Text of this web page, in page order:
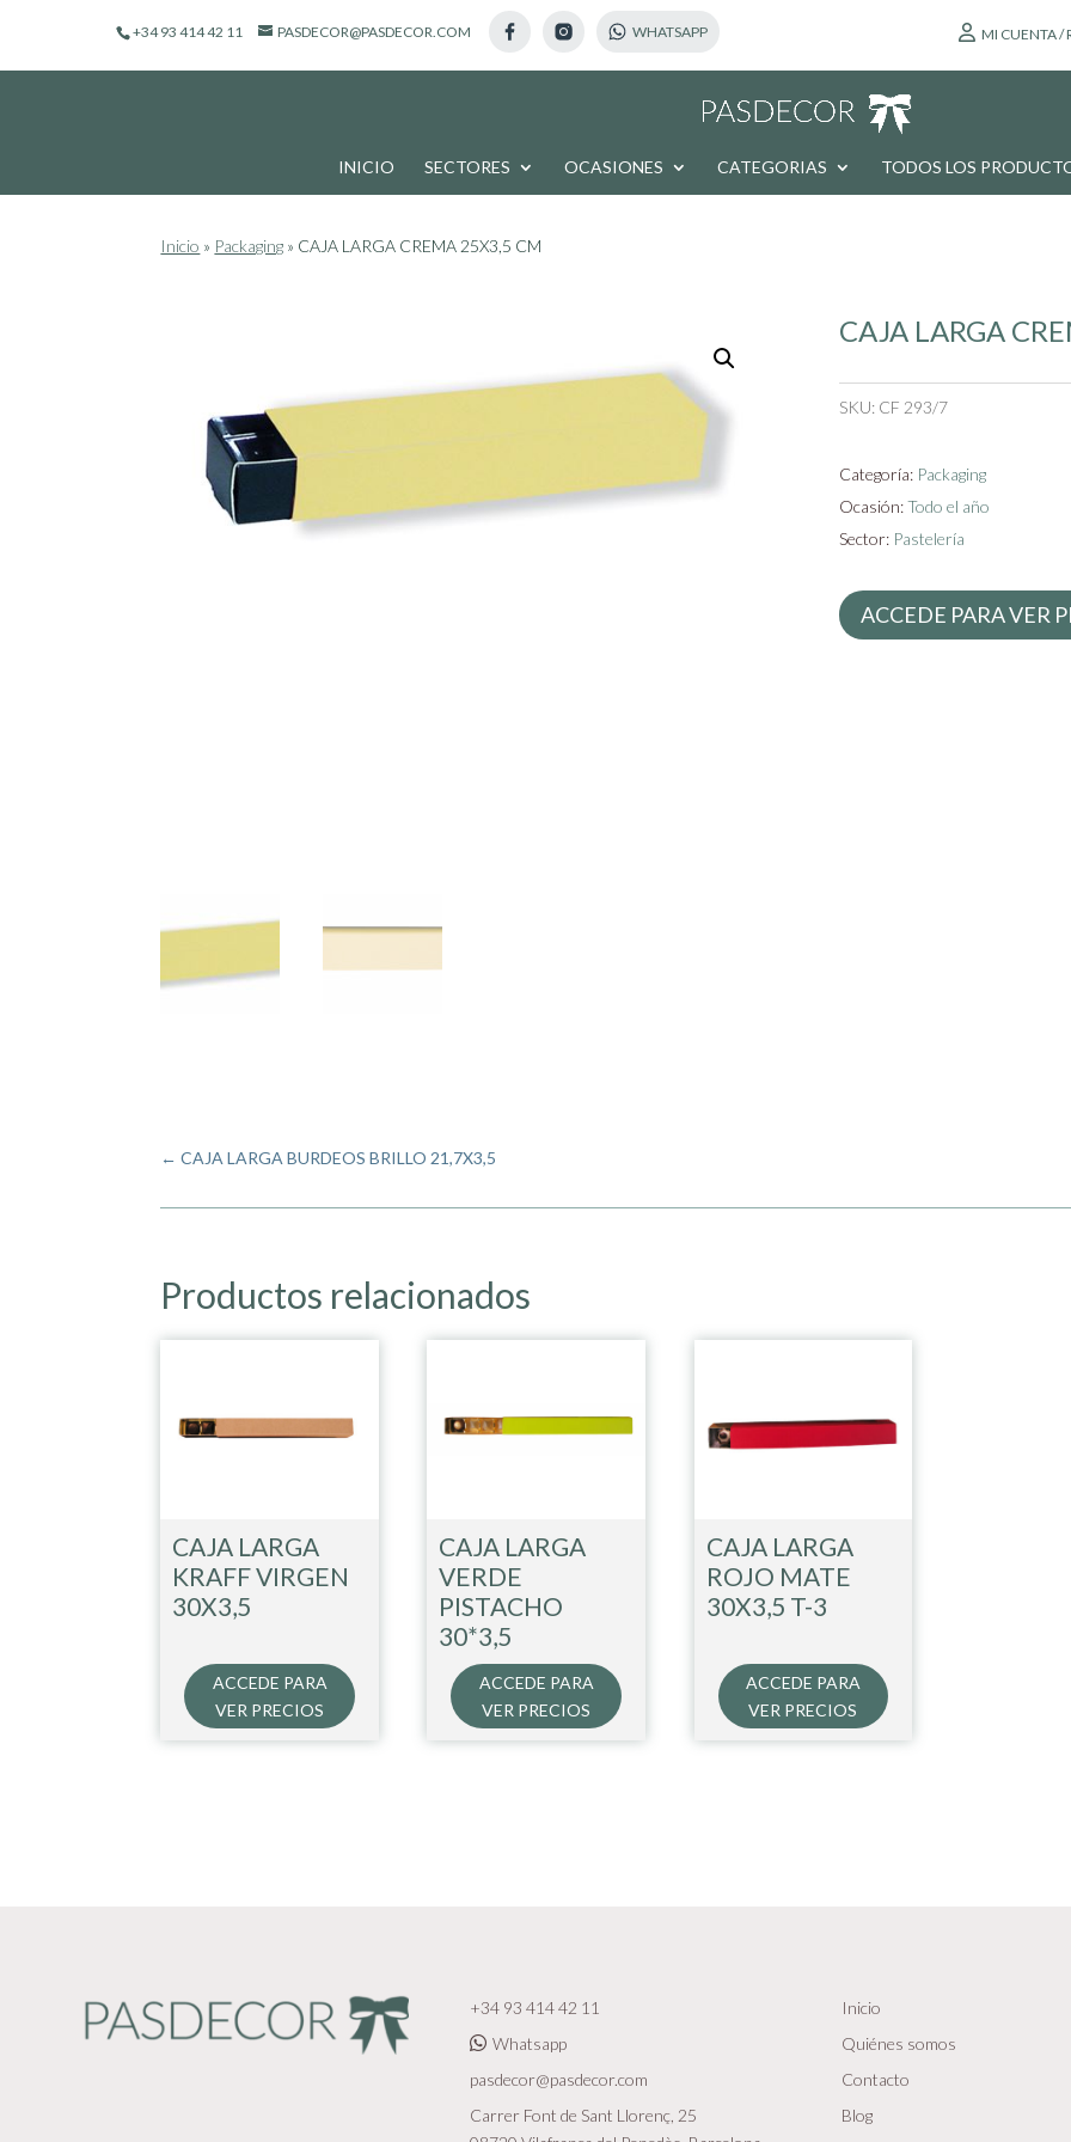
+34 93 414 42 11 PASDECOR@PASDECOR.COM MI CUENTA /
INICIO SECTORES OCASIONES CATEGORIAS TODOS LOS
productos
Inicio » Packaging » CAJA LARGA CREMA 25X3,5 CM
CAJA LARGA
SKU: CF 293/7
Categoría: Packaging
Ocasión:Todo el año
Sector: Pastelería
ACCEDE PARA VER
←CAJA LARGA BURDEOS BRILLO 21,7X3,5
Productos relacionados
CAJA LARGA
KRAFF VIRGEN
30X3,5
ACCEDE PARA
VER PRECIOS
CAJA LARGA
VERDE
PISTACHO
30*3,5
ACCEDE PARA
VER PRECIOS
CAJA LARGA
ROJO MATE
30X3,5 T-3
ACCEDE PARA
VER PRECIOS
+34 93 414 42 11
Whatsapp
pasdecor@pasdecor.com
Carrer Font de Sant Llorenç, 25
Inicio
Quiénes somos
Contacto
Blog